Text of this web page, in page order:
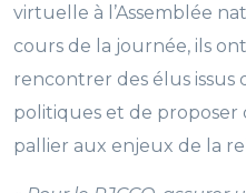
virtuelle à l’Assemblée
cours de la journée, ils
rencontrer des élus issus
politiques et de proposer
pallier aux enjeux de la